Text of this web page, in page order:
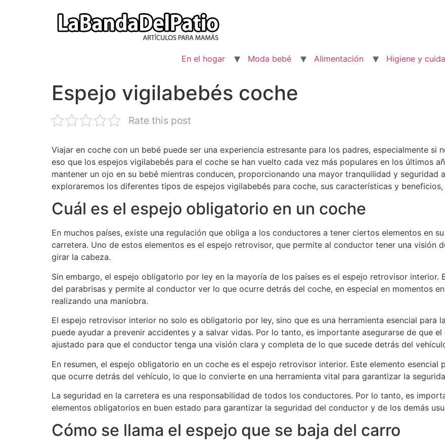
En el hogar Moda bebé Alimentación Higiene y
Espejo vigilabebés coche
Rate this post
Viajar en coche con un bebé puede ser una experiencia estresante para los padres, especialmente si
eso que los espejos vigilabebés para el coche se han vuelto cada vez más populares en los últimos
mantener un ojo en su bebé mientras conducen, proporcionando una mayor tranquilidad y seguridad
exploraremos los diferentes tipos de espejos vigilabebés para coche, sus características y
Cuál es el espejo obligatorio en un coche
En muchos países, existe una regulación que obliga a los conductores a tener ciertos elementos en
carretera. Uno de estos elementos es el espejo retrovisor, que permite al conductor tener una visión
girar la cabeza.
Sin embargo, el espejo obligatorio por ley en la mayoría de los países es el espejo retrovisor interior.
del parabrisas y permite al conductor ver lo que ocurre detrás del coche, en especial en momentos
realizando una maniobra.
El espejo retrovisor interior no solo es obligatorio por ley, sino que es una herramienta esencial para
puede ayudar a prevenir accidentes y a salvar vidas. Por lo tanto, es importante asegurarse de que
ajustado para que el conductor tenga una visión clara y completa de lo que sucede detrás del
En resumen, el espejo obligatorio en un coche es el espejo retrovisor interior. Este elemento
que ocurre detrás del vehículo, lo que lo convierte en una herramienta vital para garantizar la
La seguridad en la carretera es una responsabilidad de todos los conductores. Por lo tanto, es
elementos obligatorios en buen estado para garantizar la seguridad del conductor y de los demás
Cómo se llama el espejo que se baja del carro